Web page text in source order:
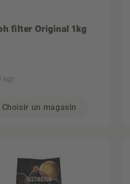
filter Original 1kg
kg)
Choisir un magasin